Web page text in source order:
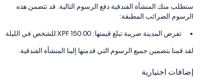
ستطلب منك المنشأة الفندقية دفع الرسوم التالية. قد تتضمن هذه
الرسوم الضرائب المطبقة:
تفرض المدينة ضريبة تبلغ قيمتها: 150.00 XPF للشخص في الليلة
لقد قمنا بتضمين جميع الرسوم التي قدمتها إلينا المنشأة الفندقية.
إضافات اختيارية